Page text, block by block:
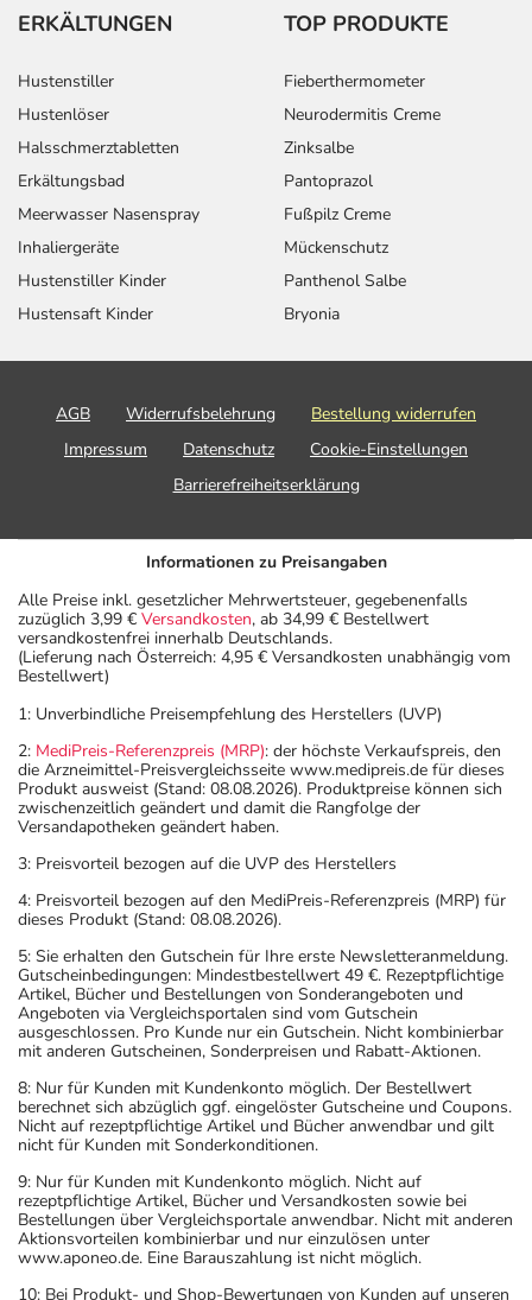
ERKÄLTUNGEN
Hustenstiller
Hustenlöser
Halsschmerztabletten
Erkältungsbad
Meerwasser Nasenspray
Inhaliergeräte
Hustenstiller Kinder
Hustensaft Kinder
TOP PRODUKTE
Fieberthermometer
Neurodermitis Creme
Zinksalbe
Pantoprazol
Fußpilz Creme
Mückenschutz
Panthenol Salbe
Bryonia
AGB Widerrufsbelehrung
Bestellung widerrufen
Impressum
Datenschutz
Cookie-Einstellungen
Barrierefreiheitserklärung
Informationen zu Preisangaben
Alle Preise inkl. gesetzlicher Mehrwertsteuer, gegebenenfalls
zuzüglich 3,99 € Versandkosten, ab 34,99 € Bestellwert
versandkostenfrei innerhalb Deutschlands.
(Lieferung nach Österreich: 4,95 € Versandkosten unabhängig vom
Bestellwert)
1: Unverbindliche Preisempfehlung des Herstellers (UVP)
2: MediPreis-Referenzpreis (MRP): der höchste Verkaufspreis, den
die Arzneimittel-Preisvergleichsseite www.medipreis.de für dieses
Produkt ausweist (Stand: 08.08.2026). Produktpreise können sich
zwischenzeitlich geändert und damit die Rangfolge der
Versandapotheken geändert haben.
3: Preisvorteil bezogen auf die UVP des Herstellers
4: Preisvorteil bezogen auf den MediPreis-Referenzpreis (MRP) für
dieses Produkt (Stand: 08.08.2026).
5: Sie erhalten den Gutschein für Ihre erste Newsletteranmeldung.
Gutscheinbedingungen: Mindestbestellwert 49 €. Rezeptpflichtige
Artikel, Bücher und Bestellungen von Sonderangeboten und
Angeboten via Vergleichsportalen sind vom Gutschein
ausgeschlossen. Pro Kunde nur ein Gutschein. Nicht kombinierbar
mit anderen Gutscheinen, Sonderpreisen und Rabatt-Aktionen.
8: Nur für Kunden mit Kundenkonto möglich. Der Bestellwert
berechnet sich abzüglich ggf. eingelöster Gutscheine und Coupons.
Nicht auf rezeptpflichtige Artikel und Bücher anwendbar und gilt
nicht für Kunden mit Sonderkonditionen.
9: Nur für Kunden mit Kundenkonto möglich. Nicht auf
rezeptpflichtige Artikel, Bücher und Versandkosten sowie bei
Bestellungen über Vergleichsportale anwendbar. Nicht mit anderen
Aktionsvorteilen kombinierbar und nur einzulösen unter
www.aponeo.de. Eine Barauszahlung ist nicht möglich.
10: Bei Produkt- und Shop-Bewertungen von Kunden auf unseren